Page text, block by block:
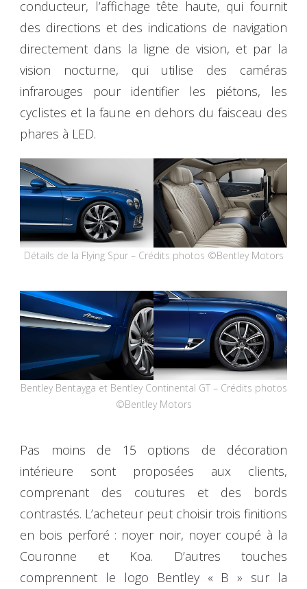
conducteur, l’affichage tête haute, qui fournit
des directions et des indications de navigation
directement dans la ligne de vision, et par la
vision nocturne, qui utilise des caméras
infrarouges pour identifier les piétons, les
cyclistes et la faune en dehors du faisceau des
phares à LED.
Détails de la Flying Spur – Crédits photos ©Bentley Motors
Bentley Bentayga et Bentley Continental GT – Crédits photos
©Bentley Motors
Pas moins de 15 options de décoration
intérieure sont proposées aux clients,
comprenant des coutures et des bords
contrastés. L’acheteur peut choisir trois finitions
en bois perforé : noyer noir, noyer coupé à la
Couronne et Koa. D’autres touches
comprennent le logo Bentley « B » sur la